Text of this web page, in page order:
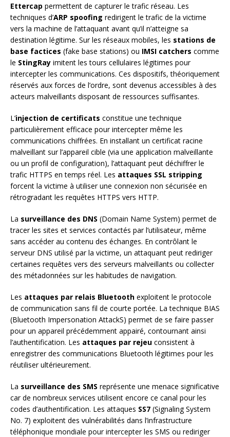
Ettercap permettent de capturer le trafic réseau. Les
techniques d’ARP spoofing redirigent le trafic de la victime
vers la machine de l’attaquant avant qu’il n’atteigne sa
destination légitime. Sur les réseaux mobiles, les stations de
base factices (fake base stations) ou IMSI catchers comme
le StingRay imitent les tours cellulaires légitimes pour
intercepter les communications. Ces dispositifs, théoriquement
réservés aux forces de l’ordre, sont devenus accessibles à des
acteurs malveillants disposant de ressources suffisantes.
L’injection de certificats constitue une technique
particulièrement efficace pour intercepter même les
communications chiffrées. En installant un certificat racine
malveillant sur l’appareil cible (via une application malveillante
ou un profil de configuration), l’attaquant peut déchiffrer le
trafic HTTPS en temps réel. Les attaques SSL stripping
forcent la victime à utiliser une connexion non sécurisée en
rétrogradant les requêtes HTTPS vers HTTP.
La surveillance des DNS (Domain Name System) permet de
tracer les sites et services contactés par l’utilisateur, même
sans accéder au contenu des échanges. En contrôlant le
serveur DNS utilisé par la victime, un attaquant peut rediriger
certaines requêtes vers des serveurs malveillants ou collecter
des métadonnées sur les habitudes de navigation.
Les attaques par relais Bluetooth exploitent le protocole
de communication sans fil de courte portée. La technique BIAS
(Bluetooth Impersonation AttackS) permet de se faire passer
pour un appareil précédemment appairé, contournant ainsi
l’authentification. Les attaques par rejeu consistent à
enregistrer des communications Bluetooth légitimes pour les
réutiliser ultérieurement.
La surveillance des SMS représente une menace significative
car de nombreux services utilisent encore ce canal pour les
codes d’authentification. Les attaques SS7 (Signaling System
No. 7) exploitent des vulnérabilités dans l’infrastructure
téléphonique mondiale pour intercepter les SMS ou rediriger